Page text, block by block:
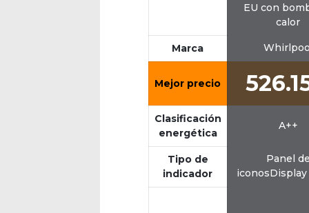
EU con
calor
Marca
Mejor precio
Clasificación
energética
A++
Tipo de
indicador
Panel